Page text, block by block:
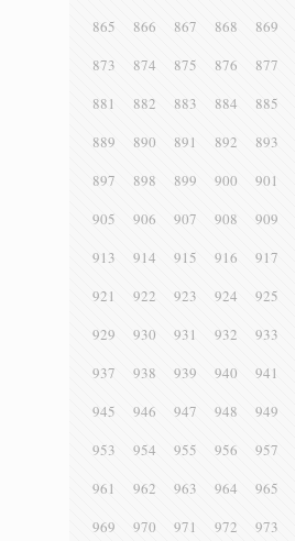
865
866 867 868 869
873
874 875 876 877
881
882 883 884 885
889
890 891 892 893
897
898 899 900 901
905
906 907 908 909
913
914 915 916 917
921
922 923 924 925
929
930 931 932 933
937
938 939 940 941
945
946 947 948 949
953
954 955 956 957
961
962 963 964 965
969
970 971 972 973